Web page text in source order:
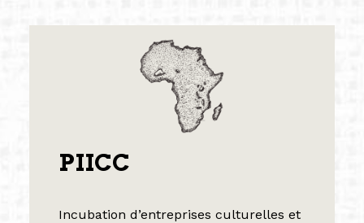
PIICC
Incubation d’entreprises culturelles et